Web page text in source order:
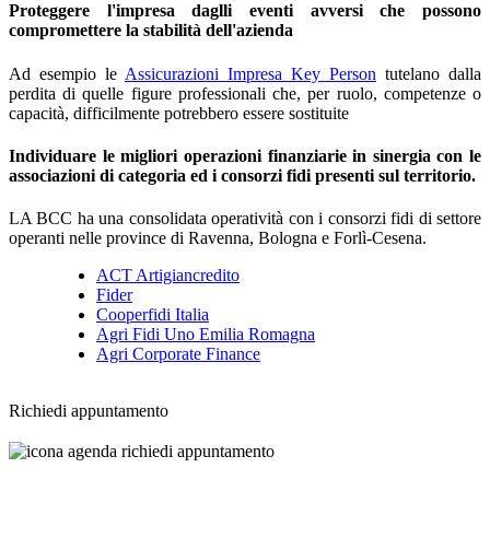
Proteggere l'impresa daglli eventi avversi che possono
compromettere la stabilità dell'azienda
Ad esempio le Assicurazioni Impresa Key Person tutelano dalla
perdita di quelle figure professionali che, per ruolo, competenze o
capacità, difficilmente potrebbero essere sostituite
Individuare le migliori operazioni finanziarie in sinergia con le
associazioni di categoria ed i consorzi fidi presenti sul territorio.
LA BCC ha una consolidata operatività con i consorzi fidi di settore
operanti nelle province di Ravenna, Bologna e Forlì-Cesena.
ACT Artigiancredito
Fider
Cooperfidi Italia
Agri Fidi Uno Emilia Romagna
Agri Corporate Finance
Richiedi appuntamento